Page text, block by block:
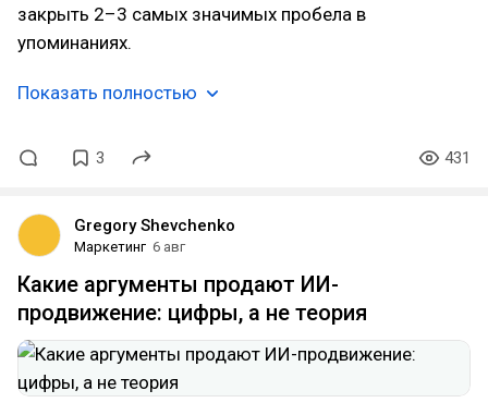
закрыть 2–3 самых значимых пробела в
упоминаниях.
Показать полностью
3 431
Gregory Shevchenko
Маркетинг 6 авг
Какие аргументы продают ИИ-
продвижение: цифры, а не теория